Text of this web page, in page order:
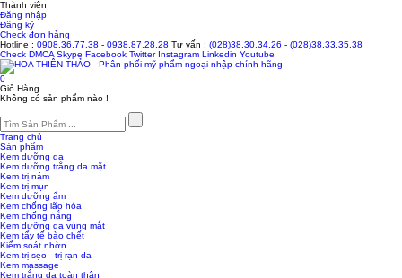
Thành viên
Đăng nhập
Đăng ký
Check đơn hàng
Hotline : 0908.36.77.38 - 0938.87.28.28 Tư vấn : (028)38.30.34.26 - (028)38.33.35.38
Check DMCA Skype Facebook Twitter Instagram Linkedin Youtube
0
Giỏ Hàng
Không có sản phẩm nào !
Trang chủ
Sản phẩm
Kem dưỡng da
Kem dưỡng trắng da mặt
Kem trị nám
Kem trị mụn
Kem dưỡng ẩm
Kem chống lão hóa
Kem chống nắng
Kem dưỡng da vùng mắt
Kem tẩy tế bào chết
Kiểm soát nhờn
Kem trị sẹo - trị rạn da
Kem massage
Kem trắng da toàn thân